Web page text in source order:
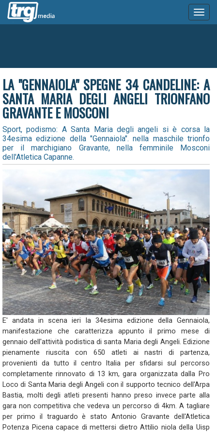
LA "GENNAIOLA" SPEGNE 34 CANDELINE: A
SANTA MARIA DEGLI ANGELI TRIONFANO
GRAVANTE E MOSCONI
Sport, podismo: A Santa Maria degli angeli si è corsa la
34esima edizione della "Gennaiola". nella maschile trionfo
per il marchigiano Gravante, nella femminile Mosconi
dell'Atletica Capanne.
E' andata in scena ieri la 34esima edizione della Gennaiola,
manifestazione che caratterizza appunto il primo mese di
gennaio dell'attività podistica di santa Maria degli Angeli. Edizione
pienamente riuscita con 650 atleti ai nastri di partenza,
provenienti da tutto il centro Italia per sfidarsi sul percorso
completamente rinnovato di 13 km, gara organizzata dalla Pro
Loco di Santa Maria degli Angeli con il supporto tecnico dell'Arpa
Bastia, molti degli atleti presenti hanno preso invece parte alla
gara non competitiva che vedeva un percorso di 4km. A tagliare
per primo il traguardo è stato Antonio Gravante dell'Atletica
Potenza Picena capace di mettersi dietro Attilio niola della Uisp